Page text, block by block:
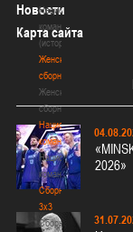
Национальная
команда
(история)
Женские
сборные
Женские
сборные
Национальная
команда
Национальная
команда
Сборные
3х3
Сборные
Новости
Карта сайта
2026»